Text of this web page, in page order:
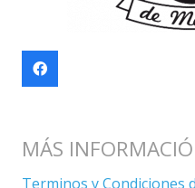
MÁS
Terminos y Condiciones